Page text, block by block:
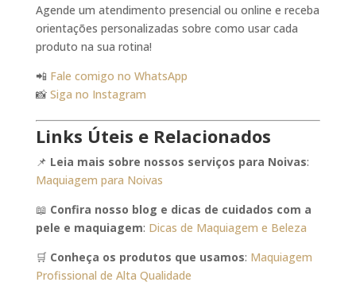
Agende um atendimento presencial ou online e receba
orientações personalizadas sobre como usar cada
produto na sua rotina!
📲 Fale comigo no WhatsApp
📸 Siga no Instagram
Links Úteis e Relacionados
📌 Leia mais sobre nossos serviços para Noivas:
Maquiagem para Noivas
📖 Confira nosso blog e dicas de cuidados com a
pele e maquiagem: Dicas de Maquiagem e Beleza
🛒 Conheça os produtos que usamos: Maquiagem
Profissional de Alta Qualidade